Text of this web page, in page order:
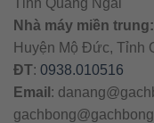
Tỉnh Quảng Ngãi
Nhà máy miền trung:
Huyện Mộ Đức, Tỉnh
ĐT: 0938.010516
Email :